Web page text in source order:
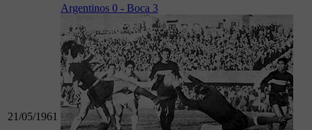
21/05/1961
Argentinos 0 - Boca 3